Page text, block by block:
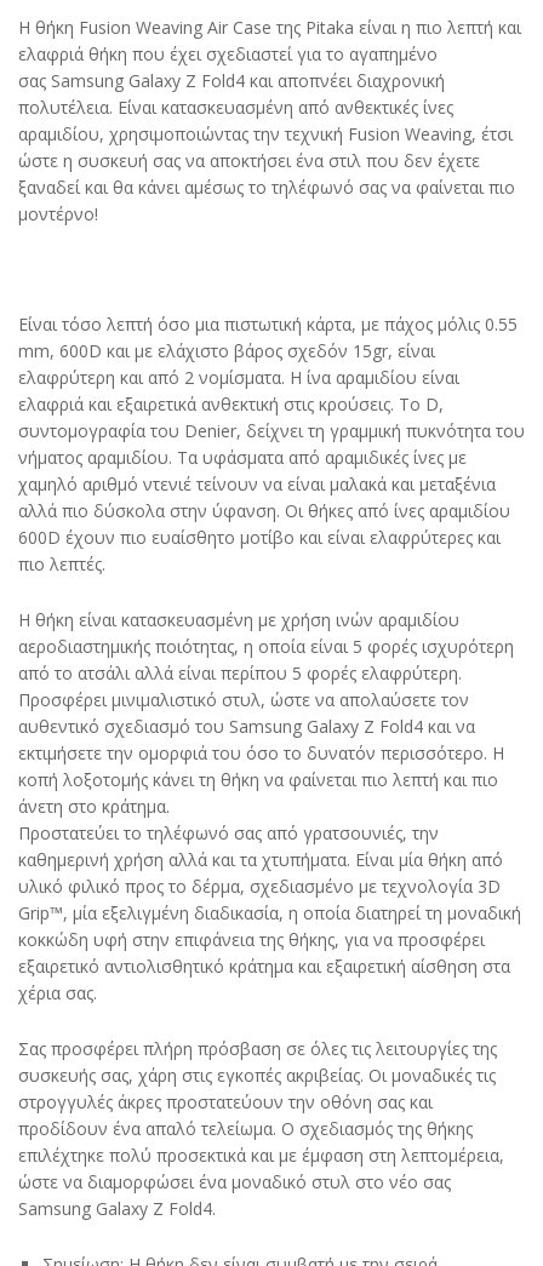
Η θήκη Fusion Weaving Air Case της Pitaka είναι η πιο λεπτή και
ελαφριά θήκη που έχει σχεδιαστεί για το αγαπημένο
σας Samsung Galaxy Z Fold4 και αποπνέει διαχρονική
πολυτέλεια. Είναι κατασκευασμένη από ανθεκτικές ίνες
αραμιδίου, χρησιμοποιώντας την τεχνική Fusion Weaving, έτσι
ώστε η συσκευή σας να αποκτήσει ένα στιλ που δεν έχετε
ξαναδεί και θα κάνει αμέσως το τηλέφωνό σας να φαίνεται πιο
μοντέρνο!
Είναι τόσο λεπτή όσο μια πιστωτική κάρτα, με πάχος μόλις 0.55
mm, 600D και με ελάχιστο βάρος σχεδόν 15gr, είναι
ελαφρύτερη και από 2 νομίσματα. Η ίνα αραμιδίου είναι
ελαφριά και εξαιρετικά ανθεκτική στις κρούσεις. Το D,
συντομογραφία του Denier, δείχνει τη γραμμική πυκνότητα του
νήματος αραμιδίου. Τα υφάσματα από αραμιδικές ίνες με
χαμηλό αριθμό ντενιέ τείνουν να είναι μαλακά και μεταξένια
αλλά πιο δύσκολα στην ύφανση. Οι θήκες από ίνες αραμιδίου
600D έχουν πιο ευαίσθητο μοτίβο και είναι ελαφρύτερες και
πιο λεπτές.
Η θήκη είναι κατασκευασμένη με χρήση ινών αραμιδίου
αεροδιαστημικής ποιότητας, η οποία είναι 5 φορές ισχυρότερη
από το ατσάλι αλλά είναι περίπου 5 φορές ελαφρύτερη.
Προσφέρει μινιμαλιστικό στυλ, ώστε να απολαύσετε τον
αυθεντικό σχεδιασμό του Samsung Galaxy Z Fold4 και να
εκτιμήσετε την ομορφιά του όσο το δυνατόν περισσότερο. Η
κοπή λοξοτομής κάνει τη θήκη να φαίνεται πιο λεπτή και πιο
άνετη στο κράτημα.
Προστατεύει το τηλέφωνό σας από γρατσουνιές, την
καθημερινή χρήση αλλά και τα χτυπήματα. Είναι μία θήκη από
υλικό φιλικό προς το δέρμα, σχεδιασμένο με τεχνολογία 3D
Grip™, μία εξελιγμένη διαδικασία, η οποία διατηρεί τη μοναδική
κοκκώδη υφή στην επιφάνεια της θήκης, για να προσφέρει
εξαιρετικό αντιολισθητικό κράτημα και εξαιρετική αίσθηση στα
χέρια σας.
Σας προσφέρει πλήρη πρόσβαση σε όλες τις λειτουργίες της
συσκευής σας, χάρη στις εγκοπές ακριβείας. Οι μοναδικές τις
στρογγυλές άκρες προστατεύουν την οθόνη σας και
προδίδουν ένα απαλό τελείωμα. Ο σχεδιασμός της θήκης
επιλέχτηκε πολύ προσεκτικά και με έμφαση στη λεπτομέρεια,
ώστε να διαμορφώσει ένα μοναδικό στυλ στο νέο σας
Samsung Galaxy Z Fold4.